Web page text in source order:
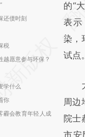
还债时刻
税
越愿意参与环保？
学什么
你
霾会教育年轻人成
而成
财新
的“
表示
染，
试点。
大
周边
院士
市安